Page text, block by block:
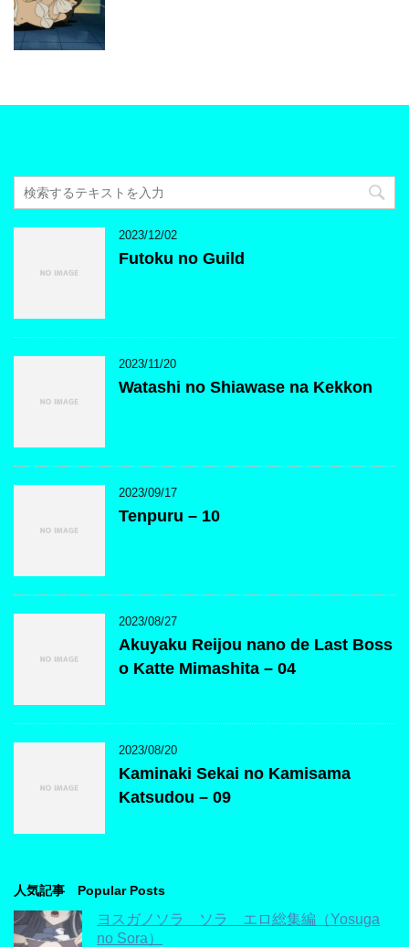
2023/12/02
Futoku no Guild
2023/11/20
Watashi no Shiawase na Kekkon
2023/09/17
Tenpuru – 10
2023/08/27
Akuyaku Reijou nano de Last Boss
o Katte Mimashita – 04
2023/08/20
Kaminaki Sekai no Kamisama
Katsudou – 09
人気記事 Popular Posts
ヨスガノソラ ソラ エロ総集編（Yosuga
no Sora）